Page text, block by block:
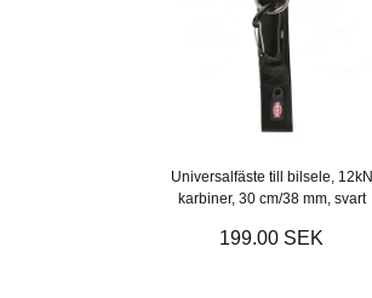
Universalfäste till bilsele, 12kN
karbiner, 30 cm/38 mm, svart
199.00 SEK